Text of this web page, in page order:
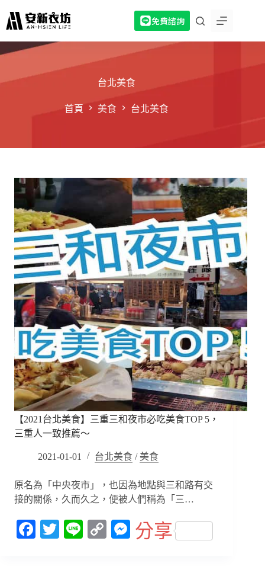
至
要
免費諮詢
台北美食
首頁 美食 台北美食
【2021台北美食】三重三和夜市必吃美食TOP 5，
三重人一致推薦～
2021-01-01 台北美食 / 美食
原名為「中央夜市」，也因為地點與三和路有交
接的關係，久而久之，便被人們稱為「三…
Fa T
Li
C
M
分享